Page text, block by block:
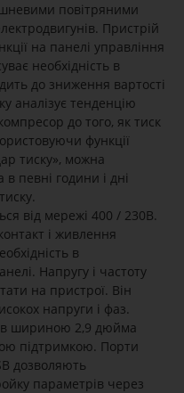
повітряними
Пристрій
на панелі управління
необхідність в
до зниження вартості
аналізує тенденцію
до того, як тиск
функції
тиску», можна
певні години і дні
від мережі 400 / 230В.
і живлення
в
Напругу і частоту
на пристрої. Він
напруги і фаз.
шириною 2,9 дюйма
підтримкою. Порти
дозволяють
параметрів через